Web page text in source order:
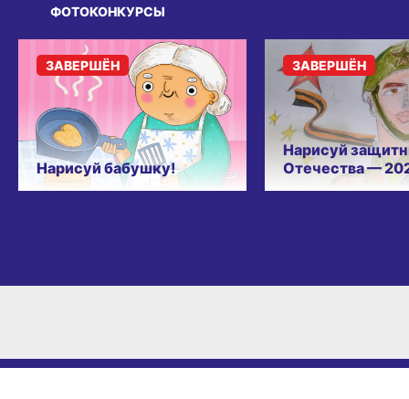
ФОТОКОНКУРСЫ
Нарисуй бабушку!
ЗАВЕРШЁН
Нарисуй
Отечества —
ЗАВЕРШЁН